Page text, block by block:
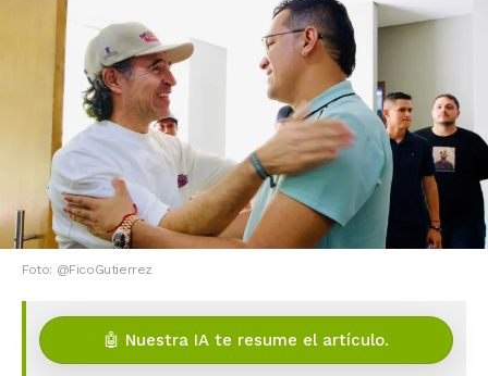
Foto: @FicoGutierrez
🤖 Nuestra IA te resume el artículo.